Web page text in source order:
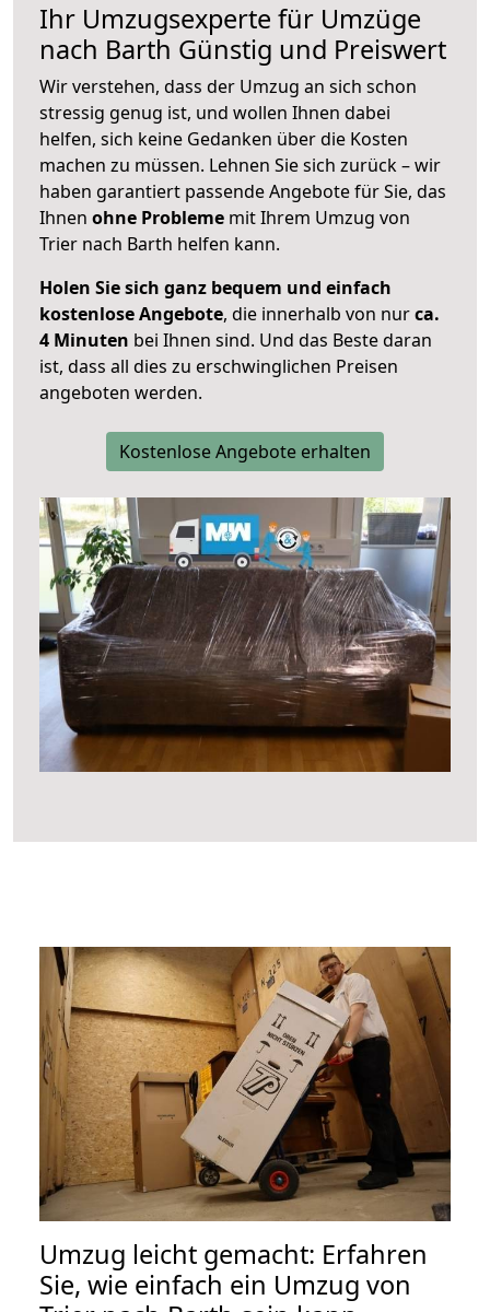
Ihr Umzugsexperte für Umzüge
nach Barth Günstig und Preiswert
Wir verstehen, dass der Umzug an sich schon
stressig genug ist, und wollen Ihnen dabei
helfen, sich keine Gedanken über die Kosten
machen zu müssen. Lehnen Sie sich zurück – wir
haben garantiert passende Angebote für Sie, das
Ihnen ohne Probleme mit Ihrem Umzug von
Trier nach Barth helfen kann.
Holen Sie sich ganz bequem und einfach
kostenlose Angebote, die innerhalb von nurca.
4 Minuten bei Ihnen sind. Und das Beste daran
ist, dass all dies zu erschwinglichen Preisen
angeboten werden.
Kostenlose Angebote erhalten
Umzug leicht gemacht: Erfahren
Sie, wie einfach ein Umzug von